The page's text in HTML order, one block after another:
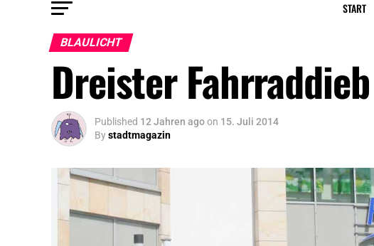
START
BLAULICHT
Dreister
Published 12 Jahren agoon 15. Juli 2014
Bystadtmagazin